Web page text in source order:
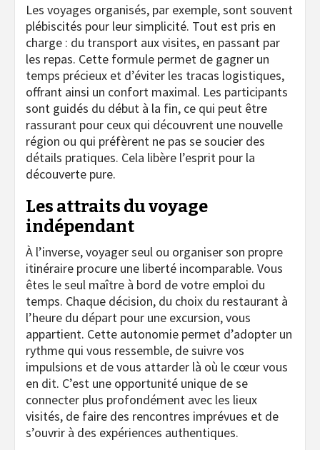
Les voyages organisés, par exemple, sont souvent
plébiscités pour leur simplicité. Tout est pris en
charge : du transport aux visites, en passant par
les repas. Cette formule permet de gagner un
temps précieux et d’éviter les tracas logistiques,
offrant ainsi un confort maximal. Les participants
sont guidés du début à la fin, ce qui peut être
rassurant pour ceux qui découvrent une nouvelle
région ou qui préfèrent ne pas se soucier des
détails pratiques. Cela libère l’esprit pour la
découverte pure.
Les attraits du voyage
indépendant
À l’inverse, voyager seul ou organiser son propre
itinéraire procure une liberté incomparable. Vous
êtes le seul maître à bord de votre emploi du
temps. Chaque décision, du choix du restaurant à
l’heure du départ pour une excursion, vous
appartient. Cette autonomie permet d’adopter un
rythme qui vous ressemble, de suivre vos
impulsions et de vous attarder là où le cœur vous
en dit. C’est une opportunité unique de se
connecter plus profondément avec les lieux
visités, de faire des rencontres imprévues et de
s’ouvrir à des expériences authentiques.